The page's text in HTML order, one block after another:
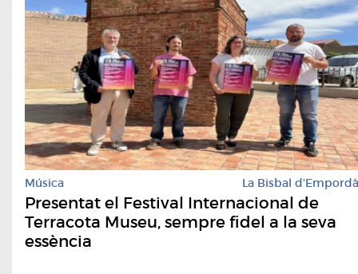
Música La Bisbal d'Empordà
Presentat el Festival Internacional de
Terracota Museu, sempre fidel a la seva
essència